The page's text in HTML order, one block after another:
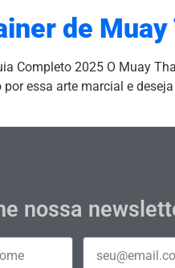
de
Completo 2025 O Muay
essa arte marcial e
nossa